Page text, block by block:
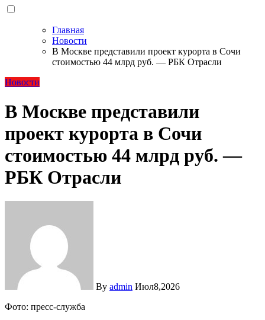
Главная
Новости
В Москве представили проект курорта в Сочи
стоимостью 44 млрд руб. — РБК Отрасли
Новости
В Москве представили
проект курорта в Сочи
стоимостью 44 млрд руб. —
РБК Отрасли
By admin Июл8,2026
Фото: пресс-служба